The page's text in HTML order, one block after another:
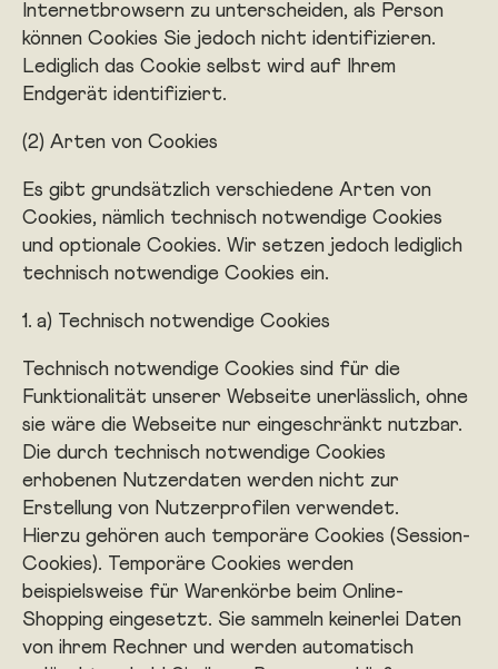
Internetbrowsern zu unterscheiden, als Person
können Cookies Sie jedoch nicht identifizieren.
Lediglich das Cookie selbst wird auf Ihrem
Endgerät identifiziert.
(2) Arten von Cookies
Es gibt grundsätzlich verschiedene Arten von
Cookies, nämlich technisch notwendige Cookies
und optionale Cookies. Wir setzen jedoch lediglich
technisch notwendige Cookies ein.
a) Technisch notwendige Cookies
Technisch notwendige Cookies sind für die
Funktionalität unserer Webseite unerlässlich, ohne
sie wäre die Webseite nur eingeschränkt nutzbar.
Die durch technisch notwendige Cookies
erhobenen Nutzerdaten werden nicht zur
Erstellung von Nutzerprofilen verwendet.
Hierzu gehören auch temporäre Cookies (Session-
Cookies). Temporäre Cookies werden
beispielsweise für Warenkörbe beim Online-
Shopping eingesetzt. Sie sammeln keinerlei Daten
von ihrem Rechner und werden automatisch